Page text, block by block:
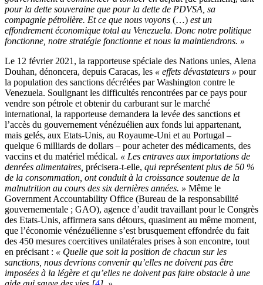
pour la dette souveraine que pour la dette de PDVSA, sa
compagnie pétrolière. Et ce que nous voyons (…) est un
effondrement économique total au Venezuela. Donc notre politique
fonctionne, notre stratégie fonctionne et nous la maintiendrons. »
Le 12 février 2021, la rapporteuse spéciale des Nations unies, Alena
Douhan, dénoncera, depuis Caracas, les « effets dévastateurs » pour
la population des sanctions décrétées par Washington contre le
Venezuela. Soulignant les difficultés rencontrées par ce pays pour
vendre son pétrole et obtenir du carburant sur le marché
international, la rapporteuse demandera la levée des sanctions et
l’accès du gouvernement vénézuélien aux fonds lui appartenant,
mais gelés, aux Etats-Unis, au Royaume-Uni et au Portugal –
quelque 6 milliards de dollars – pour acheter des médicaments, des
vaccins et du matériel médical. « Les entraves aux importations de
denrées alimentaires, précisera-t-elle, qui représentent plus de 50 %
de la consommation, ont conduit à la croissance soutenue de la
malnutrition au cours des six dernières années. » Même le
Government Accountability Office (Bureau de la responsabilité
gouvernementale ; GAO), agence d’audit travaillant pour le Congrès
des Etats-Unis, affirmera sans détours, quasiment au même moment,
que l’économie vénézuélienne s’est brusquement effondrée du fait
des 450 mesures coercitives unilatérales prises à son encontre, tout
en précisant : « Quelle que soit la position de chacun sur les
sanctions, nous devrions convenir qu’elles ne doivent pas être
imposées à la légère et qu’elles ne doivent pas faire obstacle à une